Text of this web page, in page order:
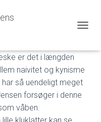
G
L
E
rutebil
er det i længden
naivitet og kynisme
så uendeligt meget
forsøger i denne
våben.